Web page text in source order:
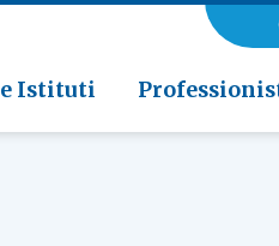
e Istituti
Medicina
EOC, Novaggio